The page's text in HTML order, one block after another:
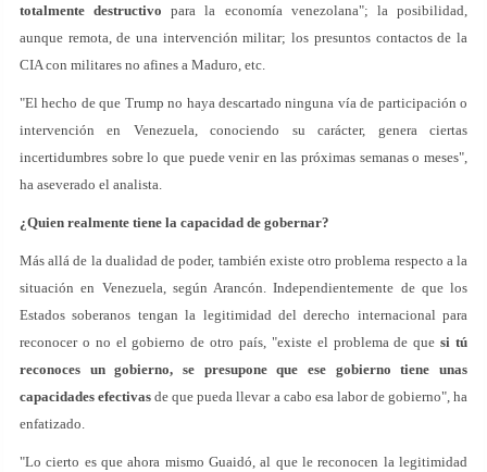
totalmente destructivo para la economía venezolana"; la posibilidad,
aunque remota, de una intervención militar; los presuntos contactos de la
CIA con militares no afines a Maduro, etc.
"El hecho de que Trump no haya descartado ninguna vía de participación o
intervención en Venezuela, conociendo su carácter, genera ciertas
incertidumbres sobre lo que puede venir en las próximas semanas o meses",
ha aseverado el analista.
¿Quien realmente tiene la capacidad de gobernar?
Más allá de la dualidad de poder, también existe otro problema respecto a la
situación en Venezuela, según Arancón. Independientemente de que los
Estados soberanos tengan la legitimidad del derecho internacional para
reconocer o no el gobierno de otro país, "existe el problema de quesi tú
reconoces un gobierno, se presupone que ese gobierno tiene unas
capacidades efectivas de que pueda llevar a cabo esa labor de gobierno", ha
enfatizado.
"Lo cierto es que ahora mismo Guaidó, al que le reconocen la legitimidad